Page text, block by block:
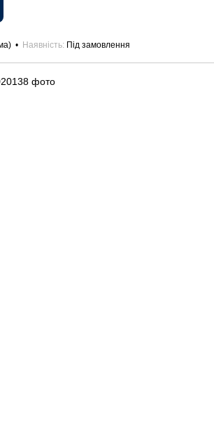
Наявність Під замовлення